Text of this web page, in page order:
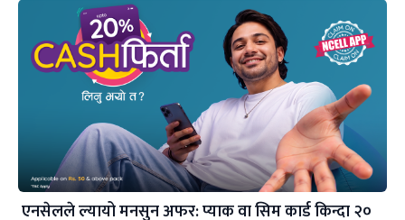
एनसेलले ल्यायो मनसुन अफर: प्याक वा सिम कार्ड किन्दा २०